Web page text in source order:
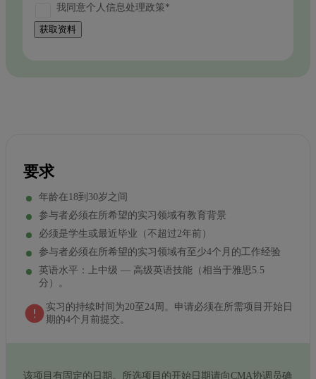
我同意个人信息处理政策*
获取资料
要求
年龄在18到30岁之间
参与者必须在所希望的实习领域有教育背景
必须是学生或最近毕业（不超过2年前）
参与者必须在所希望的实习领域有至少4个月的工作经验
英语水平：上中级 — 高级英语技能（相当于雅思5.5
分）。
实习的持续时间为20至24周。申请必须在所需项目开始日
期的4个月前提交。
该项目有固定的日期。所选项目的开始日期请向CMA协调员确